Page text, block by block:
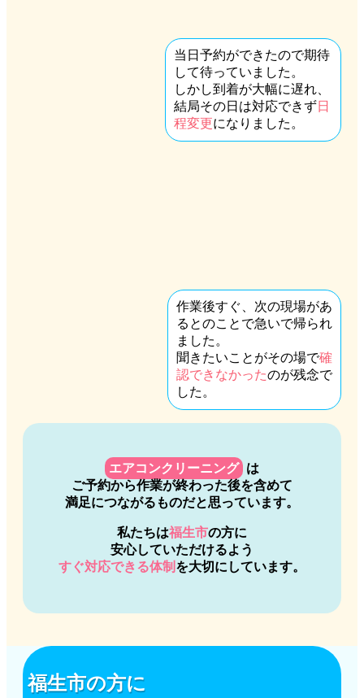
当日予約ができたので期待
して待っていました。
しかし到着が大幅に遅れ、
結局その日は対応できず日
程変更になりました。
作業後すぐ、次の現場があ
るとのことで急いで帰られ
ました。
聞きたいことがその場で確
認できなかったのが残念で
した。
エアコンクリーニング は
ご予約から作業が終わった後を含めて
満足につながるものだと思っています。
私たちは福生市の方に
安心していただけるよう
すぐ対応できる体制 を大切にしています。
福生市の方に